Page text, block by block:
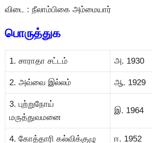
விடை : நீலாம்பிகை அம்மையார்
பொருத்துக
1. சாராதா சட்டம் அ. 1930
2. அவ்வை இல்லம் ஆ. 1929
3. புற்றுநோய்
மருத்துவமனை
இ. 1964
4. கோத்தாரி கல்விக்குழு ஈ. 1952